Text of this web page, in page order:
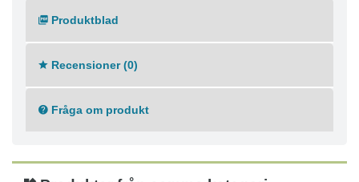
Produktblad
Recensioner (0)
Fråga om produkt